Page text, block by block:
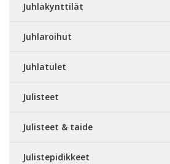
Juhlakynttilät
Juhlaroihut
Juhlatulet
Julisteet
Julisteet & taide
Julistepidikkeet